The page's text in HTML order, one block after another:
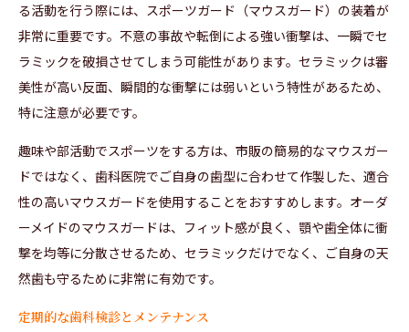
る活動を行う際には、スポーツガード（マウスガード）の装着が
非常に重要です。不意の事故や転倒による強い衝撃は、一瞬でセ
ラミックを破損させてしまう可能性があります。セラミックは審
美性が高い反面、瞬間的な衝撃には弱いという特性があるため、
特に注意が必要です。
趣味や部活動でスポーツをする方は、市販の簡易的なマウスガー
ドではなく、歯科医院でご自身の歯型に合わせて作製した、適合
性の高いマウスガードを使用することをおすすめします。オーダ
ーメイドのマウスガードは、フィット感が良く、顎や歯全体に衝
撃を均等に分散させるため、セラミックだけでなく、ご自身の天
然歯も守るために非常に有効です。
定期的な歯科検診とメンテナンス